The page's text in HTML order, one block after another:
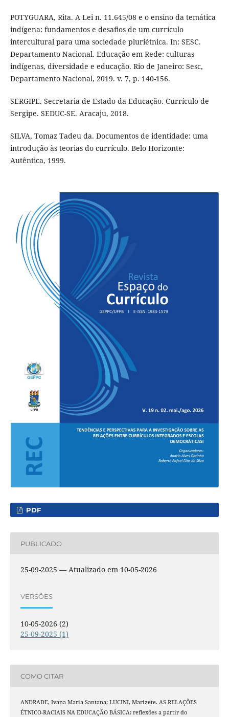
POTYGUARA, Rita. A Lei n. 11.645/08 e o ensino da temática
indígena: fundamentos e desafios de um currículo
intercultural para uma sociedade pluriétnica. In: SESC.
Departamento Nacional. Educação em Rede: culturas
indígenas, diversidade e educação. Rio de Janeiro: Sesc,
Departamento Nacional, 2019. v. 7, p. 140-156.
SERGIPE. Secretaria de Estado da Educação. Currículo de
Sergipe. SEDUC-SE. Aracaju, 2018.
SILVA, Tomaz Tadeu da. Documentos de identidade: uma
introdução às teorias do currículo. Belo Horizonte:
Autêntica, 1999.
PDF
PUBLICADO
25-09-2025 — Atualizado em 10-05-2026
VERSÕES
10-05-2026 (2)
25-09-2025 (1)
COMO CITAR
ANDRADE, Ivana Maria Santana; LUCINI, Marizete. AS RELAÇÕES
ÉTNICO-RACIAIS NA EDUCAÇÃO BÁSICA: reflexões a partir do